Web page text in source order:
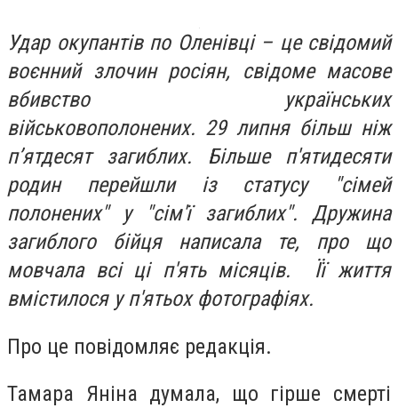
​​Удар окупантів по Оленівці – це свідомий
воєнний злочин росіян, свідоме масове
вбивство українських
військовополонених. 29 липня більш ніж
п’ятдесят загиблих. Більше п'ятидесяти
родин перейшли із статусу "сімей
полонених" у "сім'ї загиблих". Дружина
загиблого бійця написала те, про що
мовчала всі ці п'ять місяців. Її життя
вмістилося у п'ятьох фотографіях.
Про це повідомляє редакція.
Тамара Яніна думала, що гірше смерті